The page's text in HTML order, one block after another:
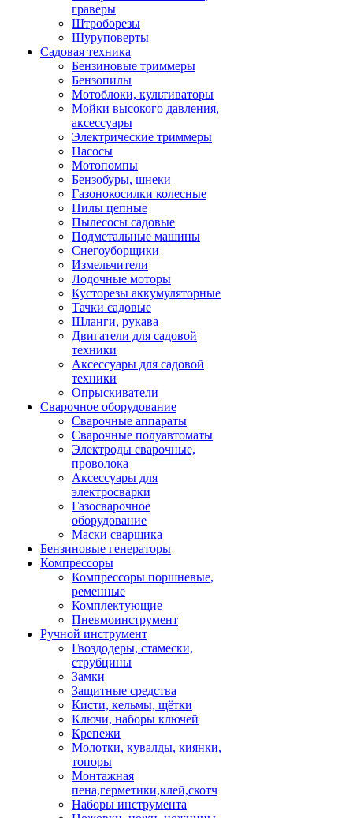
граверы
Штроборезы
Шуруповерты
Садовая техника
Бензиновые триммеры
Бензопилы
Мотоблоки, культиваторы
Мойки высокого давления,
аксессуары
Электрические триммеры
Насосы
Мотопомпы
Бензобуры, шнеки
Газонокосилки колесные
Пилы цепные
Пылесосы садовые
Подметальные машины
Снегоуборщики
Измельчители
Лодочные моторы
Кусторезы аккумуляторные
Тачки садовые
Шланги, рукава
Двигатели для садовой
техники
Аксессуары для садовой
техники
Опрыскиватели
Сварочное оборудование
Сварочные аппараты
Сварочные полуавтоматы
Электроды сварочные,
проволока
Аксессуары для
электросварки
Газосварочное
оборудование
Маски сварщика
Бензиновые генераторы
Компрессоры
Компрессоры поршневые,
ременные
Комплектующие
Пневмоинструмент
Ручной инструмент
Гвоздодеры, стамески,
струбцины
Замки
Защитные средства
Кисти, кельмы, щётки
Ключи, наборы ключей
Крепежи
Молотки, кувалды, киянки,
топоры
Монтажная
пена,герметики,клей,скотч
Наборы инструмента